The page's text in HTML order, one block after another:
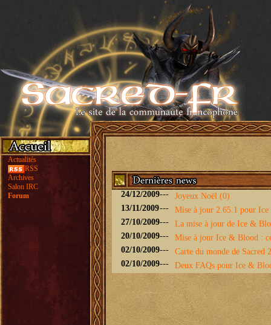
Actualités
RSS
Archives
Salon IRC
Forum
24/12/2009---
Joyeux Noël (0)
13/11/2009---
Mise à jour 2.65.1 pour
27/10/2009---
La mise à jour de Ice &
20/10/2009---
Mise à jour Ice & Blood :
02/10/2009---
Carte du monde de Sacred
02/10/2009--- Deux FAQs pour Ice &